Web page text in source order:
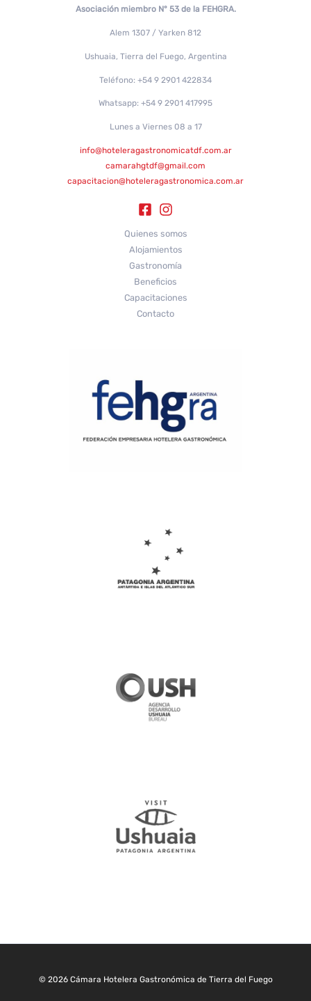
Asociación miembro N° 53 de la FEHGRA.
Alem 1307 / Yarken 812
Ushuaia, Tierra del Fuego, Argentina
Teléfono: +54 9 2901 422834
Whatsapp: +54 9 2901 417995
Lunes a Viernes 08 a 17
info@hoteleragastronomicatdf.com.ar
camarahgtdf@gmail.com
capacitacion@hoteleragastronomica.com.ar
Quienes somos
Alojamientos
Gastronomía
Beneficios
Capacitaciones
Contacto
© 2026 Cámara Hotelera Gastronómica de Tierra del Fuego